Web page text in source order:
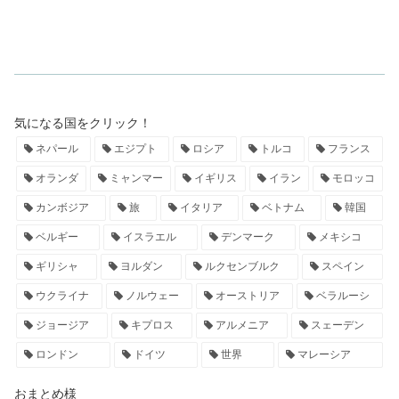
気になる国をクリック！
ネパール エジプト ロシア トルコ フランス
オランダ ミャンマー イギリス イラン モロッコ
カンボジア 旅 イタリア ベトナム 韓国
ベルギー イスラエル デンマーク メキシコ
ギリシャ ヨルダン ルクセンブルク スペイン
ウクライナ ノルウェー オーストリア ベラルーシ
ジョージア キプロス アルメニア スェーデン
ロンドン ドイツ 世界 マレーシア
おまとめ様